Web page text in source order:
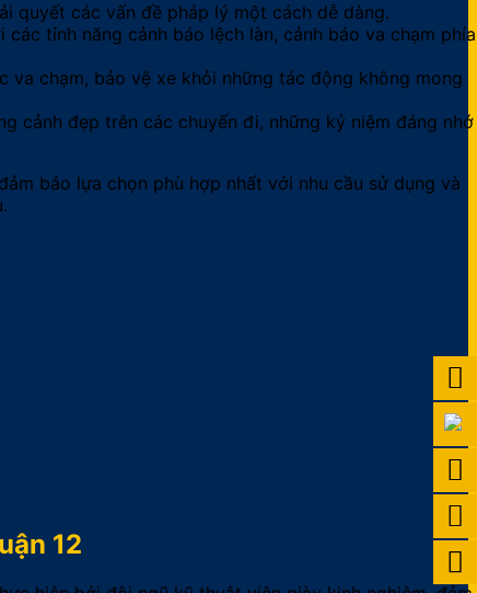
quyết các vấn đề pháp lý một cách dễ dàng.
tính năng cảnh báo lệch làn, cảnh báo va chạm phía
chạm, bảo vệ xe khỏi những tác động không mong
cảnh đẹp trên các chuyến đi, những kỷ niệm đáng nhớ
bảo lựa chọn phù hợp nhất với nhu cầu sử dụng và
12